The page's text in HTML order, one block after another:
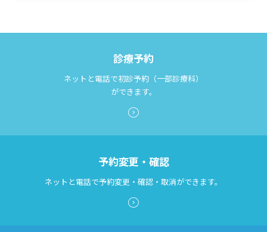
診療予約
ネットと電話で初診予約（一部診療科）
ができます。
予約変更・確認
ネットと電話で予約変更・確認・取消ができます。